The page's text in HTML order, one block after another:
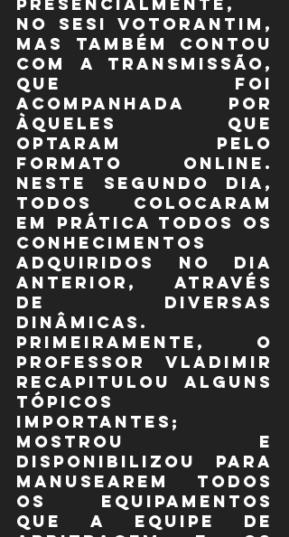
presencialmente,
no SESI Votorantim,
mas também contou
com a transmissão,
que foi
acompanhada por
àqueles que
optaram pelo
formato online.
Neste segundo dia,
todos colocaram
em prática todos os
conhecimentos
adquiridos no dia
anterior, através
de diversas
dinâmicas.
Primeiramente, o
Professor Vladimir
recapitulou alguns
tópicos
importantes;
mostrou e
disponibilizou para
manusearem todos
os equipamentos
que a equipe de